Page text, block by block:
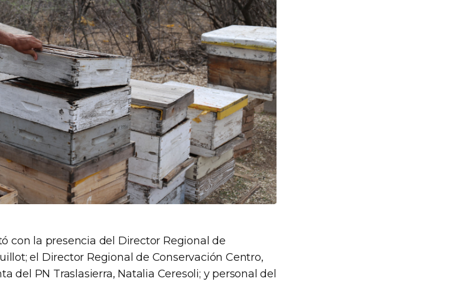
con la presencia del Director Regional de
el Director Regional de Conservación Centro,
del PN Traslasierra, Natalia Ceresoli; y personal del